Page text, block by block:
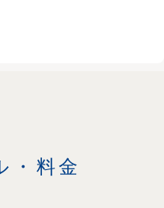
・料金